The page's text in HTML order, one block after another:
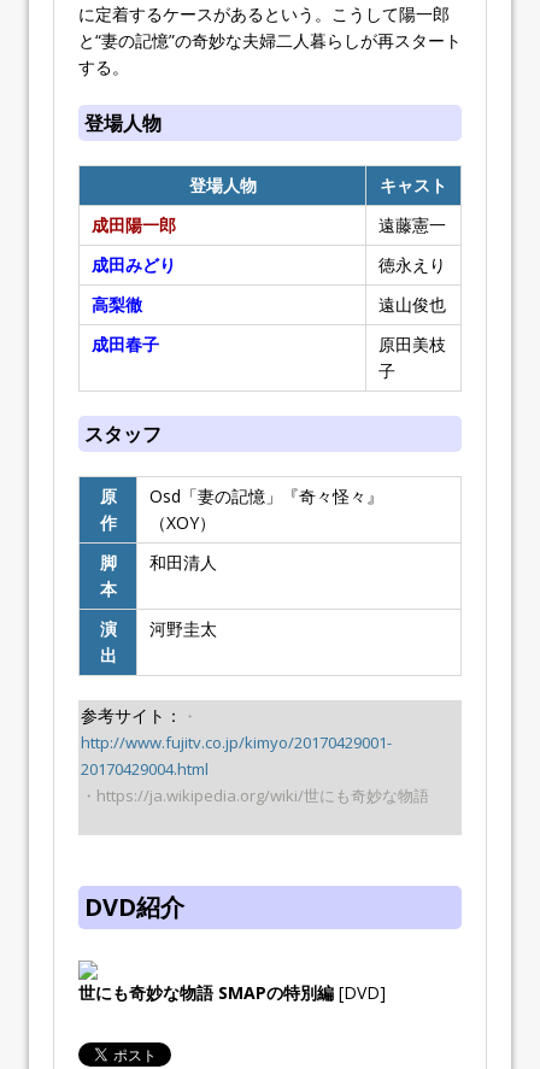
に定着するケースがあるという。こうして陽一郎
と“妻の記憶”の奇妙な夫婦二人暮らしが再スタート
する。
登場人物
登場人物
キャスト
成田陽一郎
遠藤憲一
成田みどり
徳永えり
高梨徹
遠山俊也
成田春子
原田美枝
子
スタッフ
原
作
Osd「妻の記憶」『奇々怪々』
（XOY）
脚
本
和田清人
演
出
河野圭太
参考サイト：
・
http://www.fujitv.co.jp/kimyo/20170429001-
20170429004.html
・https://ja.wikipedia.org/wiki/世にも奇妙な物語
DVD紹介
世にも奇妙な物語 SMAPの特別編 [DVD]